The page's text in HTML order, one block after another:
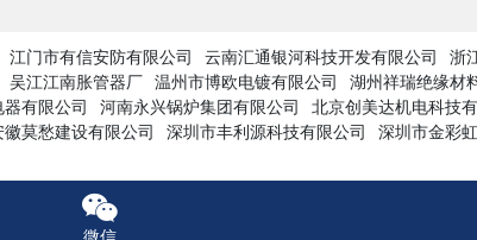
江门市有信安防有限公司 云南汇通银河科技开发有限公司 浙
吴江江南胀管器厂 温州市博欧电镀有限公司 湖州祥瑞绝缘材
有限公司 河南永兴锅炉集团有限公司 北京创美达机电科技
徽莫愁建设有限公司 深圳市丰利源科技有限公司 深圳市金彩
微信